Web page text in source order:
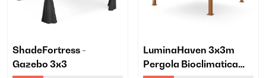
ShadeFortress -
Gazebo 3x3
LuminaHaven 3x3m
Pergola Bioclimatica